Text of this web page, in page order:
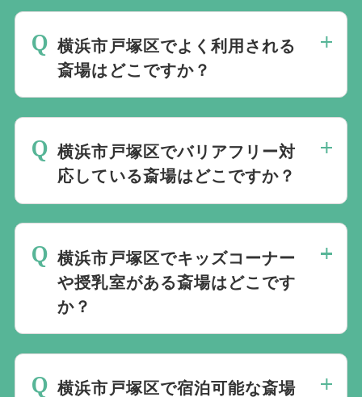
ただけます。
横浜市戸塚区でよく利用される
斎場はどこですか？
スも多く利便性の点からよく利用されてい
ます。
当社では1220の斎場と提携しています。
規模や内容、場所などを考慮し最適な斎場
をご案内します。
横浜市戸塚区でバリアフリー対
応している斎場はどこですか？
ージ
にてご確認いただけます。
ご年配の方や、車いすをご利用の方も安心
してご利用いただけます。
横浜市戸塚区でキッズコーナー
や授乳室がある斎場はどこです
か？
用ページ
横浜市戸塚区で宿泊可能な斎場